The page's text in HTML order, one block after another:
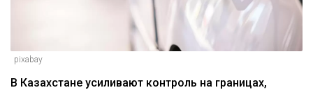
pixabay
В Казахстане усиливают контроль на границах,